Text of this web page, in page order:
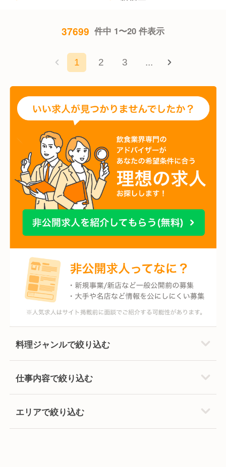
37699 件中 1〜20 件表示
1 2 3 ...
料理ジャンルで絞り込む
仕事内容で絞り込む
エリアで絞り込む